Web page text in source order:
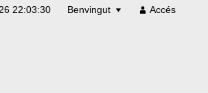
22:03:30 Benvingut Accés